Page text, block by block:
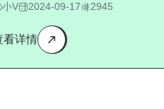
小V 2024-09-17 2945
看详情